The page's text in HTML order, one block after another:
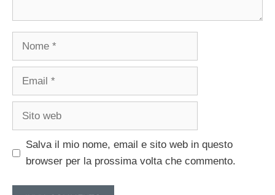
Nome
Email
Sito
Salva il mio nome, email e sito web in questo
browser per la prossima volta che commento.